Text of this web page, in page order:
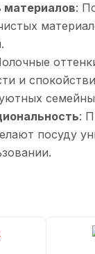
материалов:
и
:
посуду